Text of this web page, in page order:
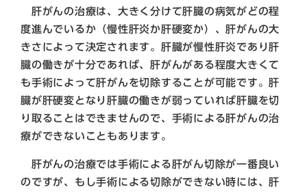
肝がんの治療は、大きく分けて肝臓の病気がどの程
度進んでいるか（慢性肝炎か肝硬変か）、肝がんの大
きさによって決定されます。肝臓が慢性肝炎であり肝
臓の働きが十分であれば、肝がんがある程度大きくて
も手術によって肝がんを切除することが可能です。肝
臓が肝硬変となり肝臓の働きが弱っていれば肝臓を切
り取ることはできませんので、手術による肝がんの治
療ができないこともあります。
肝がんの治療では手術による肝がん切除が一番良い
のですが、もし手術による切除ができない時には、肝